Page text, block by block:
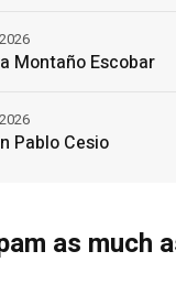
Montaño Escobar
Pablo Cesio
as much